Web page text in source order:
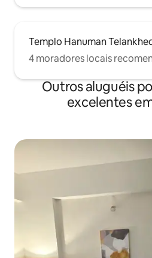
Templo Hanuman
4 moradores locais
Outros aluguéis
excelentes